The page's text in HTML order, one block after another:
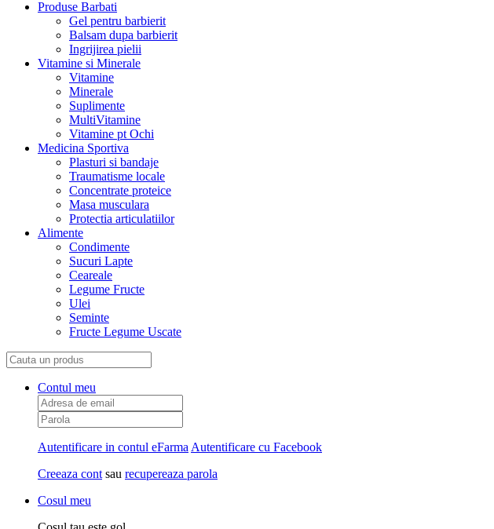
Produse Barbati
Gel pentru barbierit
Balsam dupa barbierit
Ingrijirea pielii
Vitamine si Minerale
Vitamine
Minerale
Suplimente
MultiVitamine
Vitamine pt Ochi
Medicina Sportiva
Plasturi si bandaje
Traumatisme locale
Concentrate proteice
Masa musculara
Protectia articulatiilor
Alimente
Condimente
Sucuri Lapte
Ceareale
Legume Fructe
Ulei
Seminte
Fructe Legume Uscate
Contul meu
Autentificare in contul eFarma Autentificare cu Facebook
Creeaza cont sau recupereaza parola
Cosul meu